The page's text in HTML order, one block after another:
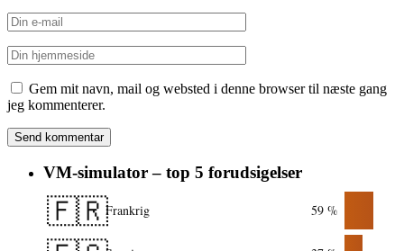
Gem mit navn, mail og websted i denne browser til næste gang
jeg kommenterer.
VM-simulator – top 5 forudsigelser
🇫🇷Frankrig 59 %